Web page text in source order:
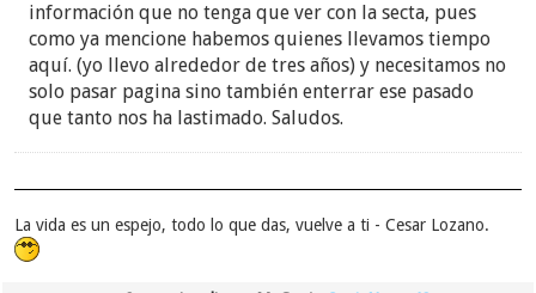
información que no tenga que ver con la secta, pues
como ya mencione habemos quienes llevamos tiempo
aquí. (yo llevo alrededor de tres años) y necesitamos no
solo pasar pagina sino también enterrar ese pasado
que tanto nos ha lastimado. Saludos.
La vida es un espejo, todo lo que das, vuelve a ti - Cesar Lozano.